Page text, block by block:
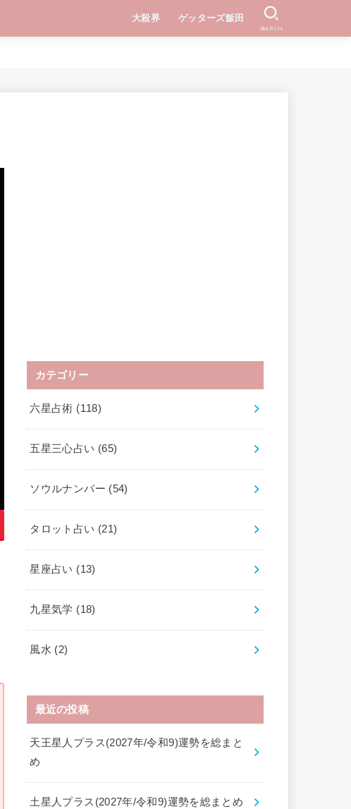
大殺界 ゲッターズ飯田
SEARCH
カテゴリー
六星占術 (118)
五星三心占い (65)
ソウルナンバー (54)
タロット占い (21)
星座占い (13)
九星気学 (18)
風水 (2)
最近の投稿
天王星人プラス(2027年/令和9)運勢を総まと
め
土星人プラス(2027年/令和9)運勢を総まとめ